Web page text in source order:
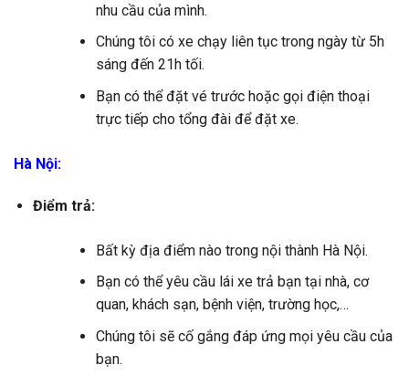
nhu cầu của mình.
Chúng tôi có xe chạy liên tục trong ngày từ 5h
sáng đến 21h tối.
Bạn có thể đặt vé trước hoặc gọi điện thoại
trực tiếp cho tổng đài để đặt xe.
Hà Nội:
Điểm trả:
Bất kỳ địa điểm nào trong nội thành Hà Nội.
Bạn có thể yêu cầu lái xe trả bạn tại nhà, cơ
quan, khách sạn, bệnh viện, trường học,…
Chúng tôi sẽ cố gắng đáp ứng mọi yêu cầu của
bạn.